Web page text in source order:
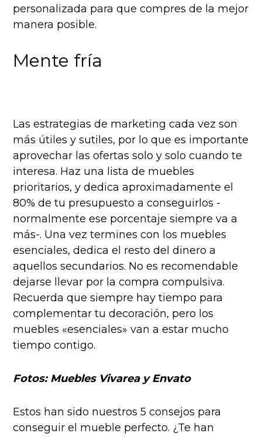
personalizada para que compres de la mejor
manera posible.
Mente fría
Las estrategias de marketing cada vez son
más útiles y sutiles, por lo que es importante
aprovechar las ofertas solo y solo cuando te
interesa. Haz una lista de muebles
prioritarios, y dedica aproximadamente el
80% de tu presupuesto a conseguirlos -
normalmente ese porcentaje siempre va a
más-. Una vez termines con los muebles
esenciales, dedica el resto del dinero a
aquellos secundarios. No es recomendable
dejarse llevar por la compra compulsiva.
Recuerda que siempre hay tiempo para
complementar tu decoración, pero los
muebles «esenciales» van a estar mucho
tiempo contigo.
Fotos: Muebles Vivarea y Envato
Estos han sido nuestros 5 consejos para
conseguir el mueble perfecto. ¿Te han